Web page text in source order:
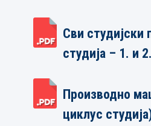
Сви студијски
студија – 1. и
Производно
циклус